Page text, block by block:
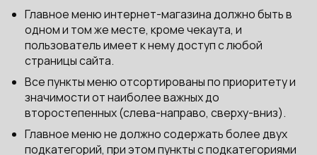
Главное меню интернет-магазина должно быть в
одном и том же месте, кроме чекаута, и
пользователь имеет к нему доступ с любой
страницы сайта.
Все пункты меню отсортированы по приоритету и
значимости от наиболее важных до
второстепенных (слева-направо, сверху-вниз).
Главное меню не должно содержать более двух
подкатегорий, при этом пункты с подкатегориями